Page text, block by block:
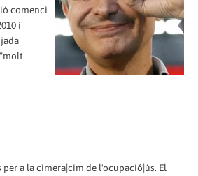
comenci
i
per a la cimera|cim de l'ocupació|ús. El